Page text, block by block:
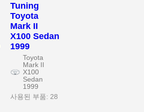
Tuning
Toyota
Mark II
X100 Sedan
1999
Toyota
Mark II
X100
Sedan
1999
사용된 부품: 28